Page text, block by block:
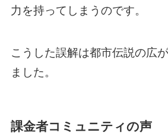
力を持ってしまうのです。
こうした誤解は都市伝説の広
ました。
課金者コミュニティの声